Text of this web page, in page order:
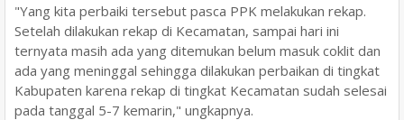
"Yang kita perbaiki tersebut pasca PPK melakukan rekap.
Setelah dilakukan rekap di Kecamatan, sampai hari ini
ternyata masih ada yang ditemukan belum masuk coklit dan
ada yang meninggal sehingga dilakukan perbaikan di tingkat
Kabupaten karena rekap di tingkat Kecamatan sudah selesai
pada tanggal 5-7 kemarin," ungkapnya.